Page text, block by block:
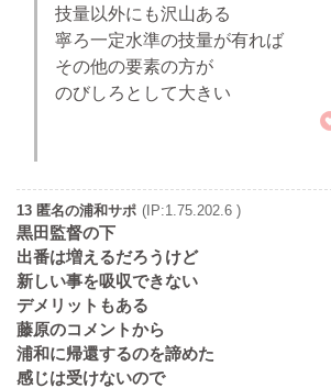
技量以外にも沢山ある
寧ろ一定水準の技量が有れば
その他の要素の方が
のびしろとして大きい
13 匿名の浦和サポ (IP:1.75.202.6 )
黒田監督の下
出番は増えるだろうけど
新しい事を吸収できない
デメリットもある
藤原のコメントから
浦和に帰還するのを諦めた
感じは受けないので